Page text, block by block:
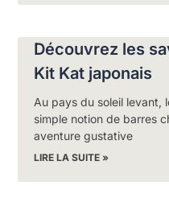
Découvrez les
Kit Kat japonais
Au pays du soleil levant,
simple notion de barres
aventure gustative
LIRE LA SUITE »